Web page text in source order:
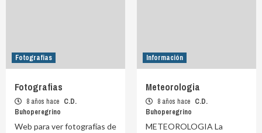
Fotografias
Fotografias
8 años hace C.D.
Buhoperegrino
Web para ver fotografías de
Información
Meteorologia
8 años hace C.D.
Buhoperegrino
METEOROLOGIA La